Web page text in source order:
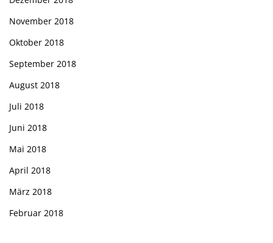
November 2018
Oktober 2018
September 2018
August 2018
Juli 2018
Juni 2018
Mai 2018
April 2018
März 2018
Februar 2018